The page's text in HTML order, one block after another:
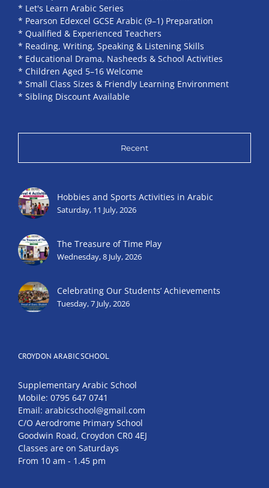
* Let's Learn Arabic Series
* Pearson Edexcel GCSE Arabic (9–1) Preparation
* Qualified & Experienced Teachers
* Reading, Writing, Speaking & Listening Skills
* Educational Drama, Nasheeds & School Activities
* Children Aged 5–16 Welcome
* Small Class Sizes & Friendly Learning Environment
* Sibling Discount Available
Recent
Hobbies and Sports Activities in Arabic
Saturday, 11 July, 2026
The Treasure of Time Play
Wednesday, 8 July, 2026
Celebrating Our Students’ Achievements
Tuesday, 7 July, 2026
CROYDON ARABIC SCHOOL
Supplementary Arabic School
Mobile: 0795 647 0741
Email: arabicschool@gmail.com
C/O Aerodrome Primary School
Goodwin Road, Croydon CR0 4EJ
Classes are on Saturdays
From 10 am - 1.45 pm